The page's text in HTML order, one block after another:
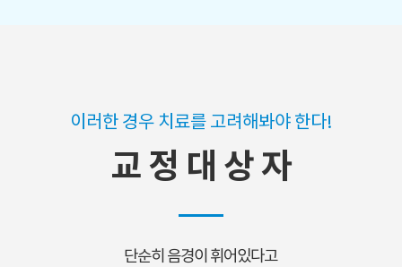
이러한 경우 치료를 고려해봐야 한다!
교 정 대 상 자
단순히 음경이 휘어있다고